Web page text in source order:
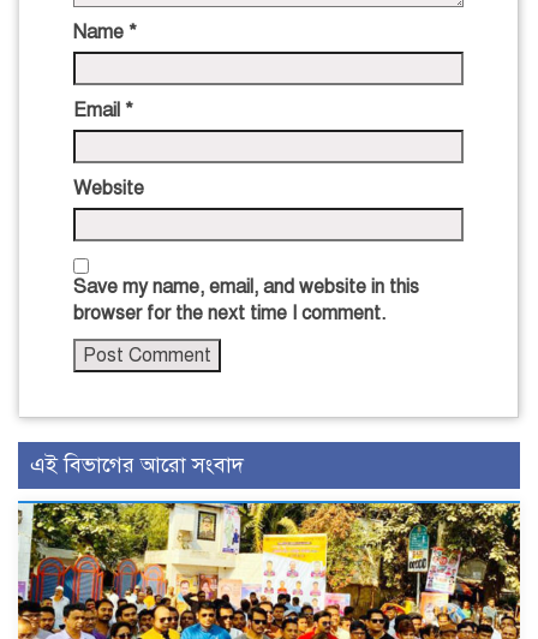
Name *
Email *
Website
Save my name, email, and website in this
browser for the next time I comment.
এই বিভাগের আরো সংবাদ